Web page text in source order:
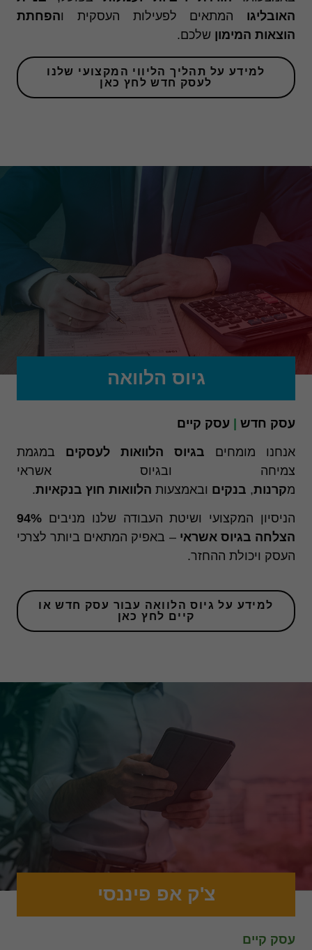
האובליגו המתאים לפעילות העסקית והפחתת
הוצאות המימון שלכם.
למידע על תהליך הליווי המקצועי שלנו
לעסק חדש לחץ כאן
גיוס הלוואה
עסק חדש | עסק קיים
אנחנו מומחים בגיוס הלוואות לעסקים במגמת
צמיחה ובגיוס אשראי
מקרנות, בנקים ובאמצעות הלוואות חוץ בנקאיות.
הניסיון המקצועי ושיטת העבודה שלנו מניבים 94%
הצלחה בגיוס אשראי – באפיק המתאים ביותר לצרכי
העסק ויכולת ההחזר.
למידע על גיוס הלוואה עבור עסק חדש או
קיים לחץ כאן
צ'ק אפ פיננסי
עסק קיים